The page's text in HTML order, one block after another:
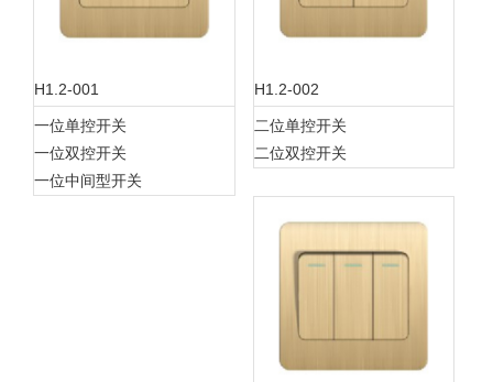
H1.2-001
一位单控开关
一位双控开关
一位中间型开关
H1.2-002
二位单控开关
二位双控开关